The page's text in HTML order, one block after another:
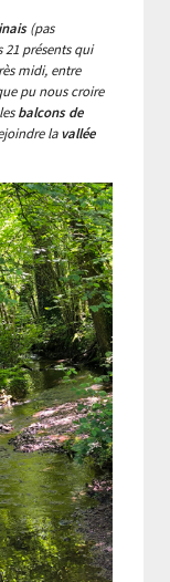
(pas
21 présents qui
midi, entre
pu nous croire
balcons de
lavallée